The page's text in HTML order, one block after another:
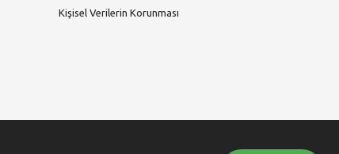
Kişisel Verilerin Korunması